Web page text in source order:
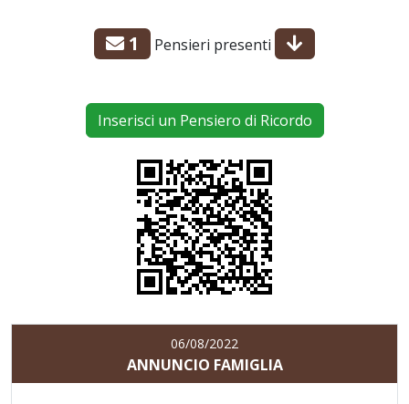
1 Pensieri presenti
Inserisci un Pensiero di Ricordo
06/08/2022
ANNUNCIO FAMIGLIA